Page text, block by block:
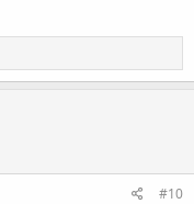
#10